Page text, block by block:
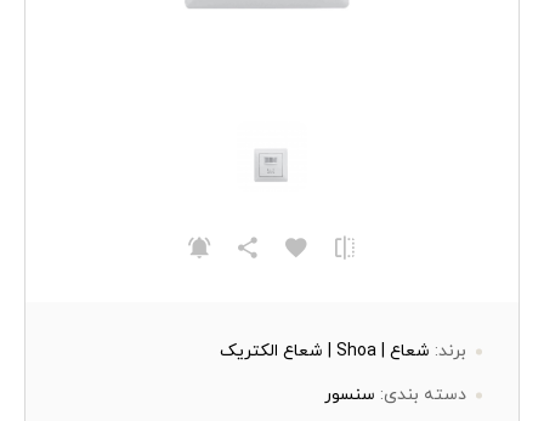
برند: شعاع | Shoa | شعاع الکتریک
دسته بندی: سنسور